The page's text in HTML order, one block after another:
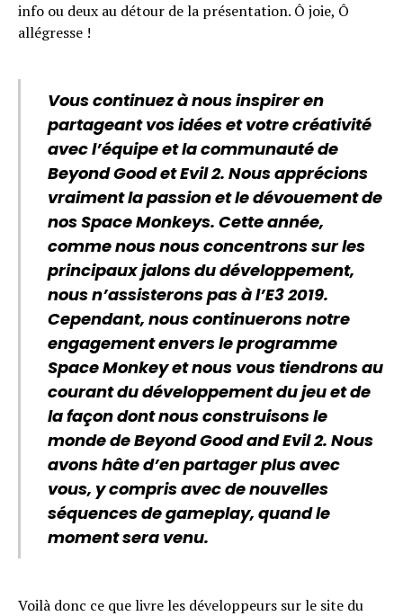
info ou deux au détour de la présentation. Ô joie, Ô
allégresse !
Vous continuez à nous inspirer en
partageant vos idées et votre créativité
avec l’équipe et la communauté de
Beyond Good et Evil 2. Nous apprécions
vraiment la passion et le dévouement de
nos Space Monkeys. Cette année,
comme nous nous concentrons sur les
principaux jalons du développement,
nous n’assisterons pas à l’E3 2019.
Cependant, nous continuerons notre
engagement envers le programme
Space Monkey et nous vous tiendrons au
courant du développement du jeu et de
la façon dont nous construisons le
monde de Beyond Good and Evil 2. Nous
avons hâte d’en partager plus avec
vous, y compris avec de nouvelles
séquences de gameplay, quand le
moment sera venu.
Voilà donc ce que livre les développeurs sur le site du